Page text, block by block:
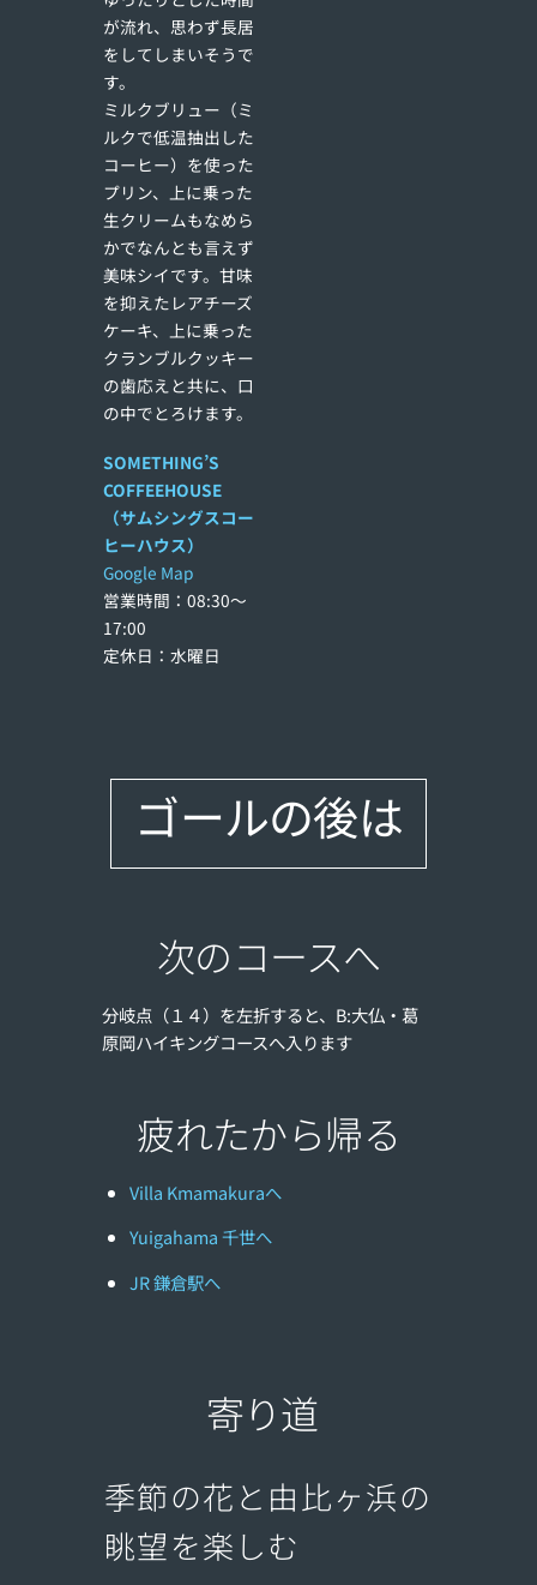
が流れ、思わず長居
をしてしまいそうで
す。
ミルクブリュー（ミ
ルクで低温抽出した
コーヒー）を使った
プリン、上に乗った
生クリームもなめら
かでなんとも言えず
美味シイです。甘味
を抑えたレアチーズ
ケーキ、上に乗った
クランブルクッキー
の歯応えと共に、口
の中でとろけます。
SOMETHING’S
COFFEEHOUSE
（サムシングスコー
ヒーハウス）
Google Map
営業時間：08:30〜
17:00
定休日：水曜日
ゴールの後は
次のコースへ
分岐点（１４）を左折すると、B:大仏・葛
原岡ハイキングコースへ入ります
疲れたから帰る
Villa Kmamakuraへ
Yuigahama 千世へ
JR 鎌倉駅へ
寄り道
季節の花と由比ヶ浜の
眺望を楽しむ